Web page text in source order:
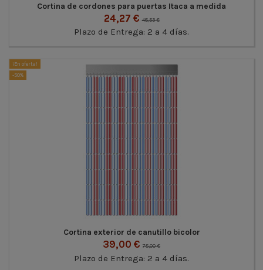
Cortina de cordones para puertas Itaca a medida
24,27 €48,53 €
Plazo de Entrega: 2 a 4 días.
¡En oferta!
-50%
Cortina exterior de canutillo bicolor
39,00 € 78,00 €
Plazo de Entrega: 2 a 4 días.